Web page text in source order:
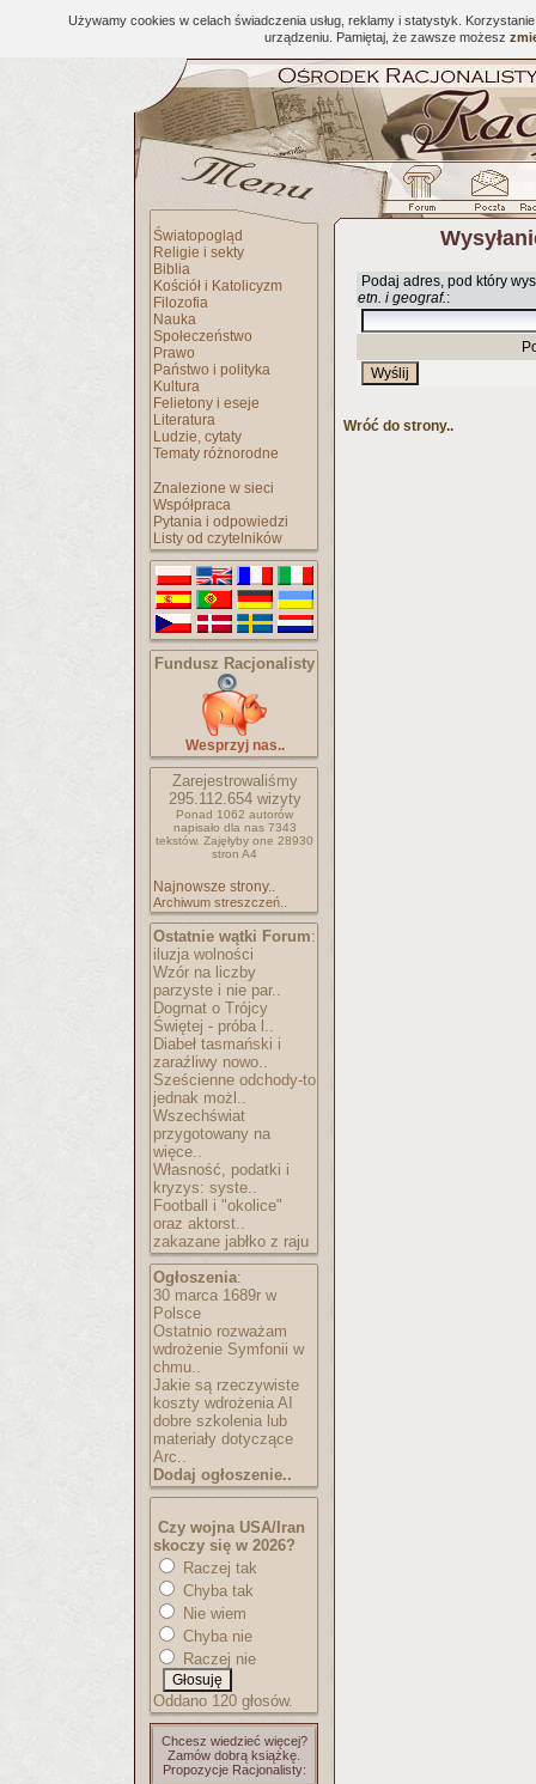
Używamy cookies w celach świadczenia usług, reklamy i statystyk.
urządzeniu. Pamiętaj, że zawsze możesz
Światopogląd
Religie i sekty
Biblia
Kościół i Katolicyzm
Filozofia
Nauka
Społeczeństwo
Prawo
Państwo i polityka
Kultura
Felietony i eseje
Literatura
Ludzie, cytaty
Tematy różnorodne
Znalezione w sieci
Współpraca
Pytania i odpowiedzi
Listy od czytelników
Fundusz Racjonalisty
Wesprzyj nas..
Zarejestrowaliśmy
295.112.654wizyty
Ponad 1062 autorów
napisało dla nas 7343
tekstów. Zajęłyby one 28930
stron A4
Najnowsze strony..
Archiwum streszczeń..
Ostatnie wątki Forum:
iluzja wolności
Wzór na liczby
parzyste i nie par..
Dogmat o Trójcy
Świętej - próba l..
Diabeł tasmański i
zaraźliwy nowo..
Sześcienne odchody-to
jednak możl..
Wszechświat
przygotowany na
więce..
Własność, podatki i
kryzys: syste..
Football i "okolice"
oraz aktorst..
zakazane jabłko z raju
Ogłoszenia:
30 marca 1689r w
Polsce
Ostatnio rozważam
wdrożenie Symfonii w
chmu..
Jakie są rzeczywiste
koszty wdrożenia AI
dobre szkolenia lub
materiały dotyczące
Arc..
Dodaj ogłoszenie..
Czy wojna USA/Iran
skoczy się w 2026?
Raczej tak
Chyba tak
Nie wiem
Chyba nie
Raczej nie
Oddano 120 głosów.
Chcesz wiedzieć więcej?
Zamów dobrą książkę.
Propozycje Racjonalisty:
Podaj adres, pod który
etn. i geograf.:
Wróć do strony..